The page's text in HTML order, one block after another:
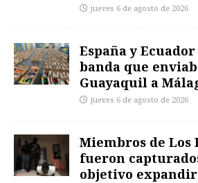
jueves 6 de agosto de 2026
España y
banda que
Guayaquil a
jueves 6 de agosto de 2026
Miembros de Los
fueron
objetivo